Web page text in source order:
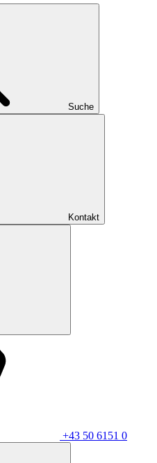
Suche
Kontakt
+43 50 6151 0